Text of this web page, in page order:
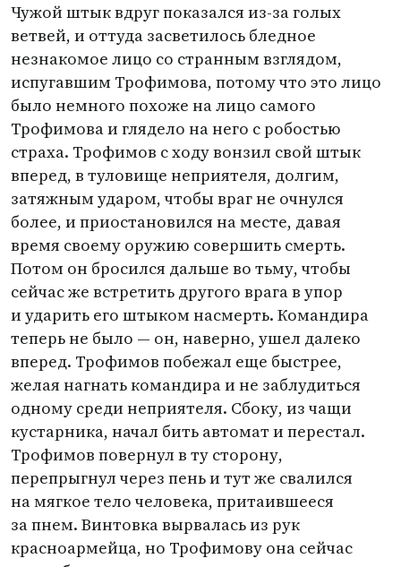
Чужой штык вдруг показался из-за голых
ветвей, и оттуда засветилось бледное
незнакомое лицо со странным взглядом,
испугавшим Трофимова, потому что это лицо
было немного похоже на лицо самого
Трофимова и глядело на него с робостью
страха. Трофимов с ходу вонзил свой штык
вперед, в туловище неприятеля, долгим,
затяжным ударом, чтобы враг не очнулся
более, и приостановился на месте, давая
время своему оружию совершить смерть.
Потом он бросился дальше во тьму, чтобы
сейчас же встретить другого врага в упор
и ударить его штыком насмерть. Командира
теперь не было — он, наверно, ушел далеко
вперед. Трофимов побежал еще быстрее,
желая нагнать командира и не заблудиться
одному среди неприятеля. Сбоку, из чащи
кустарника, начал бить автомат и перестал.
Трофимов повернул в ту сторону,
перепрыгнул через пень и тут же свалился
на мягкое тело человека, притаившееся
за пнем. Винтовка вырвалась из рук
красноармейца, но Трофимову она сейчас